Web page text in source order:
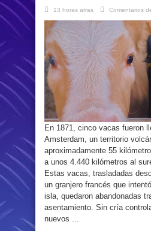
13 horas atras Comentarios
En 1871, cinco vacas fueron
Amsterdam, un territorio
aproximadamente 55
a unos 4.440 kilómetros al
Estas vacas, trasladadas
un granjero francés que
isla, quedaron abandonadas
asentamiento. Sin cría
nuevos ...